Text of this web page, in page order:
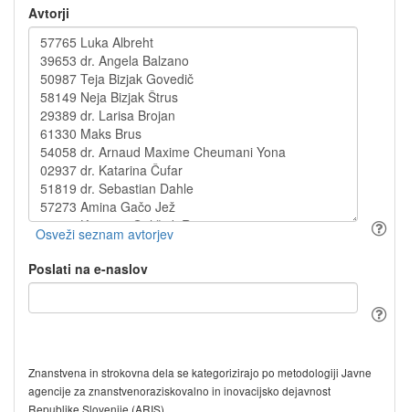
Avtorji
Poslati na e-naslov
Znanstvena in strokovna dela se kategorizirajo po metodologiji Javne
agencije za znanstvenoraziskovalno in inovacijsko dejavnost
Republike Slovenije (ARIS).